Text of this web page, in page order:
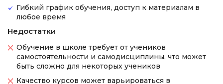
Гибкий график обучения, доступ к материалам в
любое время
Недостатки
Обучение в школе требует от учеников
самостоятельности и самодисциплины, что может
быть сложно для некоторых учеников
Качество курсов может варьироваться в